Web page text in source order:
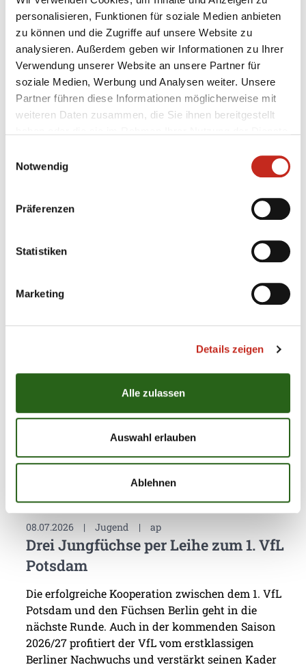
personalisieren, Funktionen für soziale Medien anbieten
zu können und die Zugriffe auf unsere Website zu
analysieren. Außerdem geben wir Informationen zu Ihrer
Verwendung unserer Website an unsere Partner für
soziale Medien, Werbung und Analysen weiter. Unsere
Partner führen diese Informationen möglicherweise mit
weiteren Daten zusammen, die Sie ihnen bereitgestellt
Notwendig
Präferenzen
Statistiken
Marketing
Details zeigen
Alle zulassen
Auswahl erlauben
Ablehnen
von Bob Hanning bangt nun um den Kapitän, der
morgen einen MRT-Termin hat. Die Füchse-Familie
hofft auf eine schnelle Genesung!
Erstes Camp der Handballschule in
Nachwuchsarbeit stets eine sehr hohe Priorität.
Dass mit Chrischa Hannawald ein hervorragender
Partner für Jugendförderung gefunden wurde,
präsentierte sich die Handballschule das erste Mal
in Füchse Town.
08.07.2026 | Jugend | ap
Drei Jungfüchse per Leihe zum 1. VfL
Potsdam
Die erfolgreiche Kooperation zwischen dem 1. VfL
Potsdam und den Füchsen Berlin geht in die
nächste Runde. Auch in der kommenden Saison
2026/27 profitiert der VfL vom erstklassigen
Berliner Nachwuchs und verstärkt seinen Kader